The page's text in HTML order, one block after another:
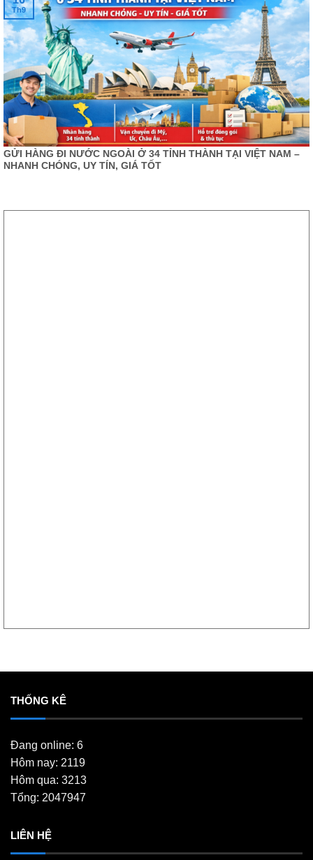
GỬI HÀNG ĐI NƯỚC NGOÀI Ở 34 TỈNH THÀNH TẠI VIỆT NAM –
NHANH CHÓNG, UY TÍN, GIÁ TỐT
Th9
THỐNG KÊ
Đang online: 6
Hôm nay: 2119
Hôm qua: 3213
Tổng: 2047947
LIÊN HỆ